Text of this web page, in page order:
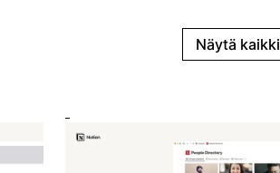
Näytä kaikki